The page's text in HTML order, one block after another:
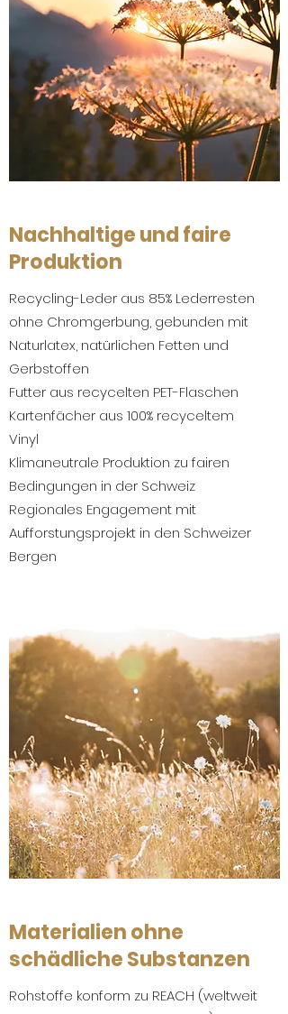
Nachhaltige und faire
Produktion
Recycling-Leder aus 85% Lederresten
ohne Chromgerbung, gebunden mit
Naturlatex, natürlichen Fetten und
Gerbstoffen
Futter aus recycelten PET-Flaschen
Kartenfächer aus 100% recyceltem
Vinyl
Klimaneutrale Produktion zu fairen
Bedingungen in der Schweiz
Regionales Engagement mit
Aufforstungsprojekt in den Schweizer
Bergen
Materialien ohne
schädliche Substanzen
Rohstoffe konform zu REACH (weltweit